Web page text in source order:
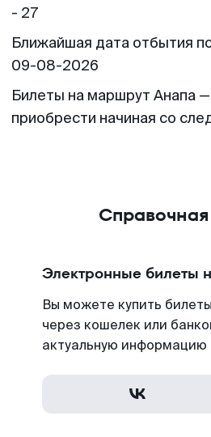
- 27
Ближайшая дата отбытия
09-08-2026
Билеты на маршрут Анапа
приобрести начиная со
Электронные билеты
Вы можете купить
через кошелек или
актуальную